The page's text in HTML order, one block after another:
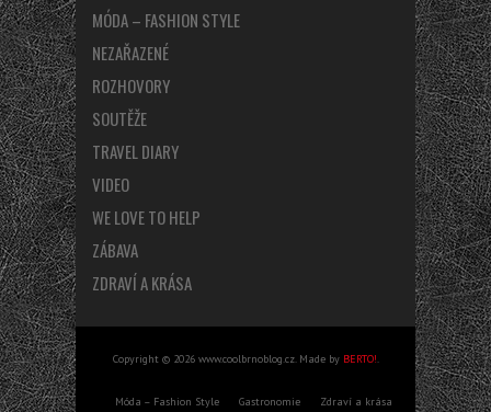
MÓDA – FASHION STYLE
NEZAŘAZENÉ
ROZHOVORY
SOUTĚŽE
TRAVEL DIARY
VIDEO
WE LOVE TO HELP
ZÁBAVA
ZDRAVÍ A KRÁSA
Copyright © 2026 www.coolbrnoblog.cz. Made by BERTO!.
Móda – Fashion Style Gastronomie Zdraví a krása